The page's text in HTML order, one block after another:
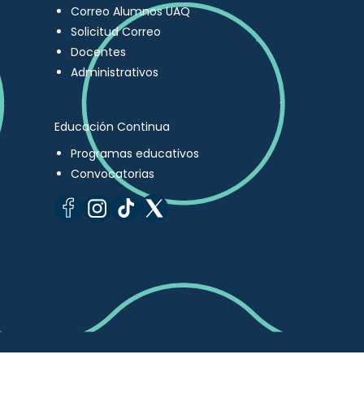
Correo Alumnos UAQ
Solicitud Correo
Docentes
Administrativos
Educación Continua
Programas educativos
Convocatorias